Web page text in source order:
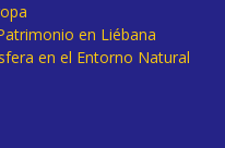
en Liébana
en el Entorno Natural